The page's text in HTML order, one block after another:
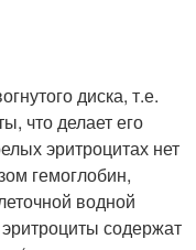
диска, т.е.
что делает его
эритроцитах нет
гемоглобин,
водной
содержат